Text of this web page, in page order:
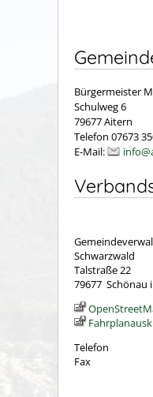
Bürgermeister
Schulweg 6
79677 Aitern
Telefon 07673
E-Mail:
Schwarzwald
Talstraße 22
79677 Schönau
Telefon
Fax